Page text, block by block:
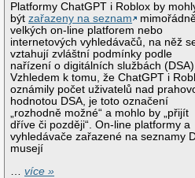
Platformy ChatGPT i Roblox by
býtzařazeny na seznam
velkých on-line platforem nebo
internetových vyhledávačů, na něž
vztahují zvláštní podmínky podle
nařízení o digitálních službách
Vzhledem k tomu, že ChatGPT i
oznámily počet uživatelů nad
hodnotou DSA, je toto označení
„rozhodně možné“ a mohlo by „přijít
dříve či později“. On-line platformy a
vyhledávače zařazené na seznamy
musejí
…více »